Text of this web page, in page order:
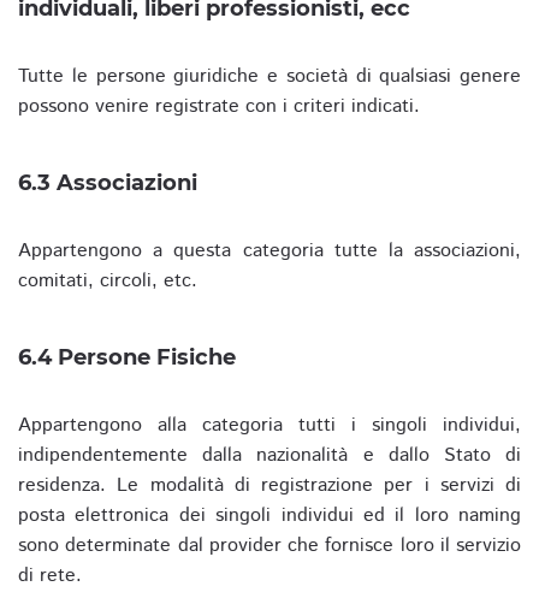
individuali, liberi professionisti, ecc
Tutte le persone giuridiche e società di qualsiasi genere
possono venire registrate con i criteri indicati.
6.3 Associazioni
Appartengono a questa categoria tutte la associazioni,
comitati, circoli, etc.
6.4 Persone Fisiche
Appartengono alla categoria tutti i singoli individui,
indipendentemente dalla nazionalità e dallo Stato di
residenza. Le modalità di registrazione per i servizi di
posta elettronica dei singoli individui ed il loro naming
sono determinate dal provider che fornisce loro il servizio
di rete.